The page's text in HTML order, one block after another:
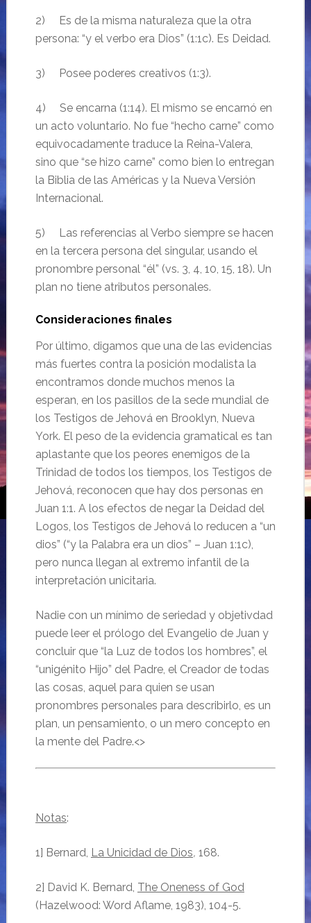
2) Es de la misma naturaleza que la otra
persona: “y el verbo era Dios” (1:1c). Es Deidad.
3) Posee poderes creativos (1:3).
4) Se encarna (1:14). El mismo se encarnó en
un acto voluntario. No fue “hecho carne” como
equivocadamente traduce la Reina-Valera,
sino que “se hizo carne” como bien lo entregan
la Biblia de las Américas y la Nueva Versión
Internacional.
5) Las referencias al Verbo siempre se hacen
en la tercera persona del singular, usando el
pronombre personal “él” (vs. 3, 4, 10, 15, 18). Un
plan no tiene atributos personales.
Consideraciones finales
Por último, digamos que una de las evidencias
más fuertes contra la posición modalista la
encontramos donde muchos menos la
esperan, en los pasillos de la sede mundial de
los Testigos de Jehová en Brooklyn, Nueva
York. El peso de la evidencia gramatical es tan
aplastante que los peores enemigos de la
Trinidad de todos los tiempos, los Testigos de
Jehová, reconocen que hay dos personas en
Juan 1:1. A los efectos de negar la Deidad del
Logos, los Testigos de Jehová lo reducen a “un
dios” (“y la Palabra era un dios” – Juan 1:1c),
pero nunca llegan al extremo infantil de la
interpretación unicitaria.
Nadie con un mínimo de seriedad y objetivdad
puede leer el prólogo del Evangelio de Juan y
concluir que “la Luz de todos los hombres”, el
“unigénito Hijo” del Padre, el Creador de todas
las cosas, aquel para quien se usan
pronombres personales para describirlo, es un
plan, un pensamiento, o un mero concepto en
la mente del Padre.<>
Notas:
1] Bernard, La Unicidad de Dios, 168.
2] David K. Bernard, The Oneness of God
(Hazelwood: Word Aflame, 1983), 104-5.